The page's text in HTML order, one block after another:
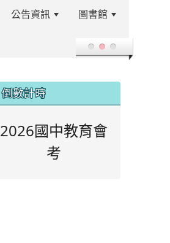
公告資訊 圖書館
登入
倒數計時
2026國中教育會
考